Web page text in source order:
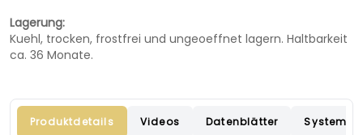
Lagerung:
Kuehl, trocken, frostfrei und ungeoeffnet lagern. Haltbarkeit
ca. 36 Monate.
Produktdetails Videos Datenblätter